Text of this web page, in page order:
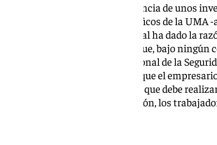
Tiempo después, tras una denuncia de unos
misma situación que los científicos de la UMA
por toda España- el Alto Tribunal ha dado la
especifica, según la sentencia que, bajo ningún
asumir a su cargo la cuota patronal de la
prosigue el escrito “no procede que el
científicos la aportación propia que debe
tanto, ahí está el kit de la cuestión, los